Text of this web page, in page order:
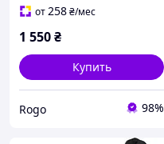
от258₴/мес
1 550₴
Купить
Rogo 98%